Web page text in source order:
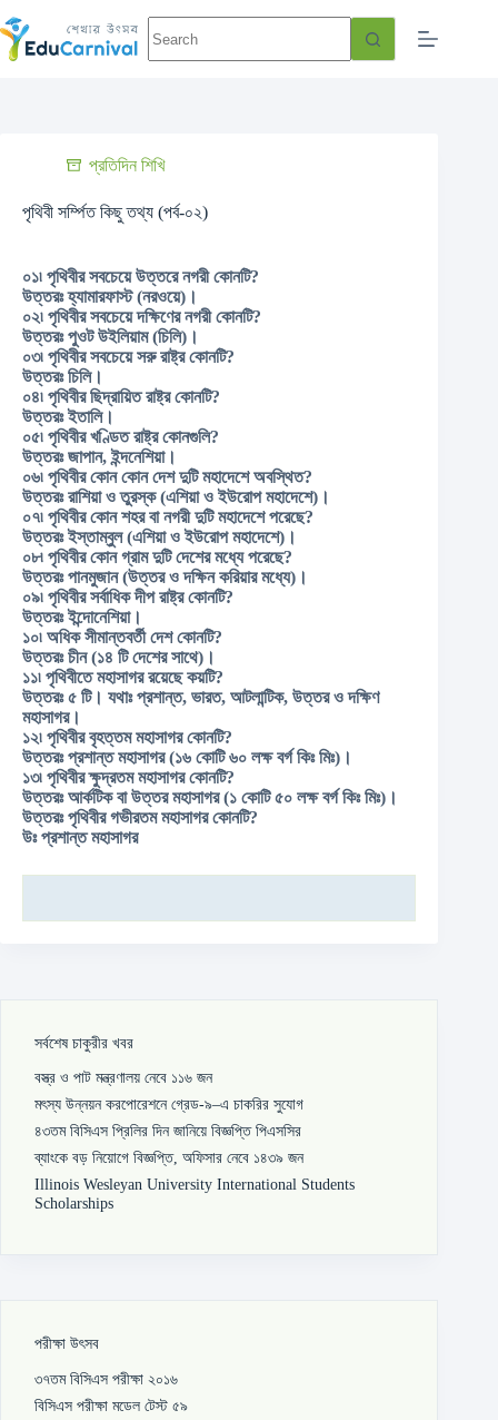
প্রতিদিন শিখি
পৃথিবী সর্ম্পিত কিছু তথ্য (পর্ব-০২)
০১৷ পৃথিবীর সবচেয়ে উত্তরে নগরী কোনটি?
উত্তরঃ হ্যামারফাস্ট (নরওয়ে)।
০২৷ পৃথিবীর সবচেয়ে দক্ষিণের নগরী কোনটি?
উত্তরঃ পুওট উইলিয়াম (চিলি)।
০৩৷ পৃথিবীর সবচেয়ে সরু রাষ্ট্র কোনটি?
উত্তরঃ চিলি।
০৪৷ পৃথিবীর ছিদ্রায়িত রাষ্ট্র কোনটি?
উত্তরঃ ইতালি।
০৫৷ পৃথিবীর খণ্ডিত রাষ্ট্র কোনগুলি?
উত্তরঃ জাপান, ইন্দনেশিয়া।
০৬৷ পৃথিবীর কোন কোন দেশ দুটি মহাদেশে অবস্থিত?
উত্তরঃ রাশিয়া ও তুরস্ক (এশিয়া ও ইউরোপ মহাদেশে)।
০৭৷ পৃথিবীর কোন শহর বা নগরী দুটি মহাদেশে পরেছে?
উত্তরঃ ইস্তাম্বুল (এশিয়া ও ইউরোপ মহাদেশে)।
০৮৷ পৃথিবীর কোন গ্রাম দুটি দেশের মধ্যে পরেছে?
উত্তরঃ পানমুজান (উত্তর ও দক্ষিন করিয়ার মধ্যে)।
০৯৷ পৃথিবীর সর্বাধিক দীপ রাষ্ট্র কোনটি?
উত্তরঃ ইন্দোনেশিয়া।
১০৷ অধিক সীমান্তবর্তী দেশ কোনটি?
উত্তরঃ চীন (১৪ টি দেশের সাথে)।
১১৷ পৃথিবীতে মহাসাগর রয়েছে কয়টি?
উত্তরঃ ৫ টি। যথাঃ প্রশান্ত, ভারত, আটলান্টিক, উত্তর ও দক্ষিণ
মহাসাগর।
১২৷ পৃথিবীর বৃহত্তম মহাসাগর কোনটি?
উত্তরঃ প্রশান্ত মহাসাগর (১৬ কোটি ৬০ লক্ষ বর্গ কিঃ মিঃ)।
১৩৷ পৃথিবীর ক্ষুদ্রতম মহাসাগর কোনটি?
উত্তরঃ আর্কটিক বা উত্তর মহাসাগর (১ কোটি ৫০ লক্ষ বর্গ কিঃ মিঃ)।
উত্তরঃ পৃথিবীর গভীরতম মহাসাগর কোনটি?
উঃ প্রশান্ত মহাসাগর
সর্বশেষ চাকুরীর খবর
বস্ত্র ও পাট মন্ত্রণালয় নেবে ১১৬ জন
মৎস্য উন্নয়ন করপোরেশনে গ্রেড-৯–এ চাকরির সুযোগ
৪৩তম বিসিএস প্রিলির দিন জানিয়ে বিজ্ঞপ্তি পিএসসির
ব্যাংকে বড় নিয়োগে বিজ্ঞপ্তি, অফিসার নেবে ১৪৩৯ জন
Illinois Wesleyan University International Students
Scholarships
পরীক্ষা উৎসব
৩৭তম বিসিএস পরীক্ষা ২০১৬
বিসিএস পরীক্ষা মডেল টেস্ট ৫৯